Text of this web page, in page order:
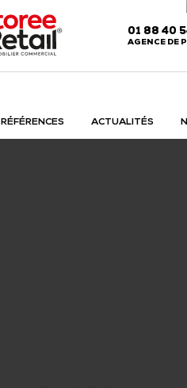
01 88 40
AGENCE DE
RÉFÉRENCES ACTUALITÉS